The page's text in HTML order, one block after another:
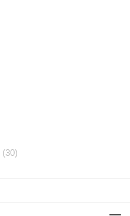
(30)